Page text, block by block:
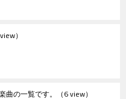
）
の一覧です。 （6 view）